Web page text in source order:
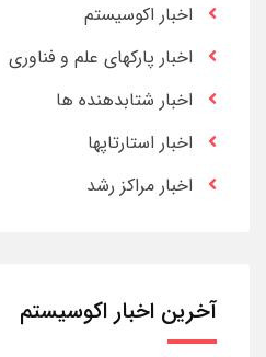
اخبار اکوسیستم
اخبار پارکهای علم و فناوری
اخبار شتابدهنده ها
اخبار استارتاپها
اخبار مراکز رشد
آخرین اخبار اکوسیستم